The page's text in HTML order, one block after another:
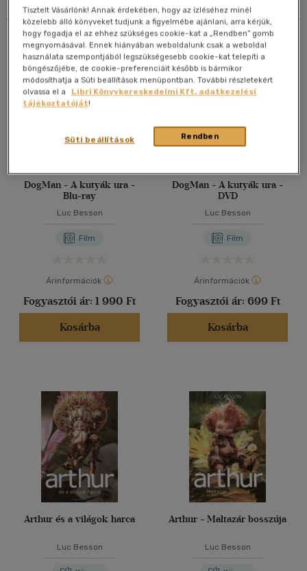
40 db / oldal
Alkalmaz
Összesen6db
DogMan - A kutyák ura -
Blu-ray
Luc Besson
Film
Árinformációk
Fogyasztói ár: 1 990 Ft
Kosárba
DogMan - A kutyák ura -
DVD
Luc Besson
Film
Árinformációk
Fogyasztói ár: 699 Ft
Kosárba
Arthur és a világok harca
Luc Besson
Arthur - Maltazár bosszúja
Luc Besson
Tisztelt Vásárlónk! Annak érdekében, hogy az ízléséhez minél
közelebb álló könyveket tudjunk a figyelmébe ajánlani, arra kérjük,
hogy fogadja el az ehhez szükséges cookie-kat a „Rendben” gomb
megnyomásával. Ennek hiányában weboldalunk csak a weboldal
használata szempontjából legszükségesebb cookie-kat telepíti a
böngészőjébe, de cookie-preferenciáit később is bármikor
módosíthatja a Süti beállítások menüpontban. További részletekért
olvassa el a
Libri Könyvkereskedelmi Kft. adatkezelési
tájékoztatóját!
Rendben
Süti beállítások